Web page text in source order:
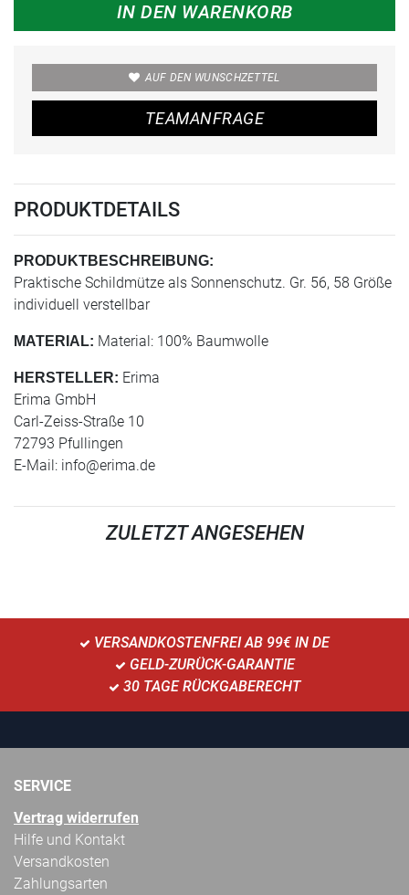
IN DEN WARENKORB
AUF DEN WUNSCHZETTEL
TEAMANFRAGE
PRODUKTDETAILS
PRODUKTBESCHREIBUNG:
Praktische Schildmütze als Sonnenschutz. Gr. 56, 58 Größe
individuell verstellbar
MATERIAL: Material: 100% Baumwolle
HERSTELLER: Erima
Erima GmbH
Carl-Zeiss-Straße 10
72793 Pfullingen
E-Mail: info@erima.de
ZULETZT ANGESEHEN
VERSANDKOSTENFREI AB 99€ IN DE
GELD-ZURÜCK-GARANTIE
30 TAGE RÜCKGABERECHT
SERVICE
Vertrag widerrufen
Hilfe und Kontakt
Versandkosten
Zahlungsarten